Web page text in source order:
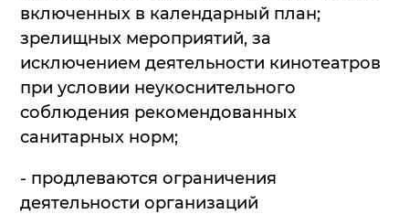
включенных в календарный план;
зрелищных мероприятий, за
исключением деятельности кинотеатров
при условии неукоснительного
соблюдения рекомендованных
санитарных норм;
- продлеваются ограничения
деятельности организаций